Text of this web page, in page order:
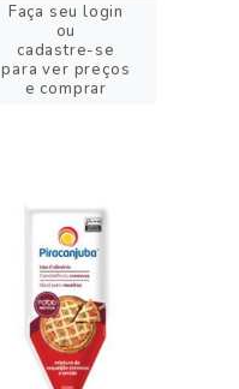
Faça seu login
ou
cadastre-se
para ver preços
e comprar